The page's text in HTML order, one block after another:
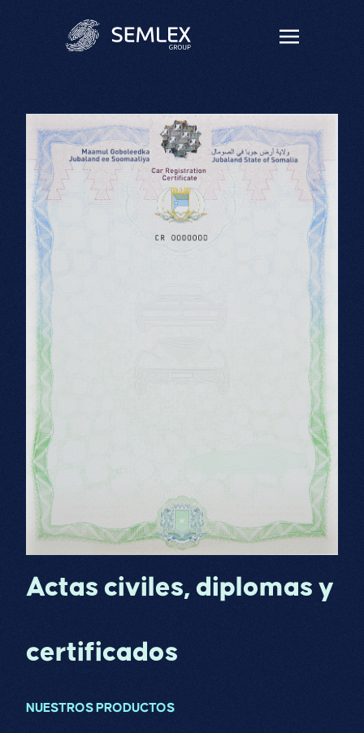
Actas civiles, diplomas y
certificados
NUESTROS PRODUCTOS